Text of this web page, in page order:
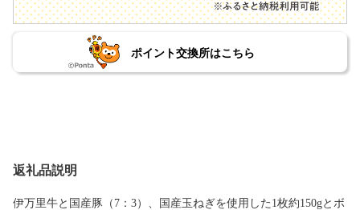
ポイント交換所はこちら
返礼品説明
伊万里牛と国産豚（7：3）、国産玉ねぎを使用した1枚約150gとボ